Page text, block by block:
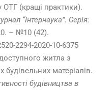
(кращі практики).
“Інтернаука”. Серія:
– №10 (42).
2294-2020-10-6375
житла з
матеріалів.
будівництва в